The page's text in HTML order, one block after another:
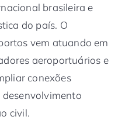
brasileira e
do país. O
vem atuando em
aeroportuários e
conexões
civil.